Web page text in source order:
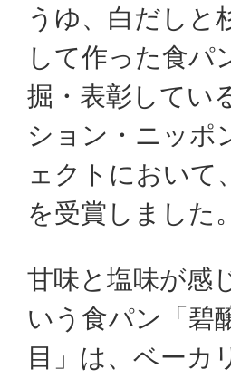
うゆ、白だしと
して作った食パ
掘・表彰してい
ション・ニッポ
ェクトにおいて
を受賞しました。
甘味と塩味が感
いう食パン「碧
目」は、ベーカ